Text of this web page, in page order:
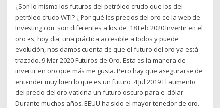
¿Son lo mismo los futuros del petróleo crudo que los del
petróleo crudo WTI? ¿ Por qué los precios del oro de la web de
Investing.com son diferentes a los de 18 Feb 2020 Invertir en el
oro es, hoy día, una práctica accesible a todos y puede
evolución, nos damos cuenta de que el futuro del oro ya está
trazado. 9 Mar 2020 Futuros de Oro. Esta es la manera de
invertir en oro que más me gusta. Pero hay que asegurarse de
entender muy bien lo que es un futuro 4 Jul 2019 El aumento
del precio del oro vaticina un futuro oscuro para el dólar
Durante muchos años, EEUU ha sido el mayor tenedor de oro.